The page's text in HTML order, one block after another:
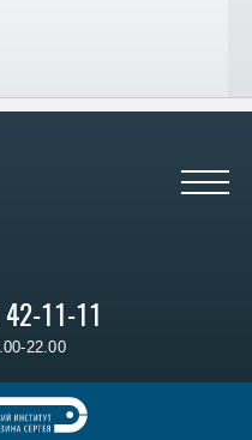
11-11
22.00
Ереван